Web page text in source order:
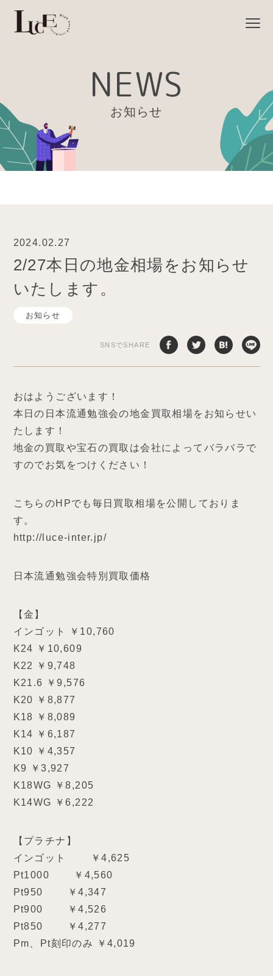
NEWS
お知らせ
2024.02.27
2/27本日の地金相場をお知らせ
いたします。
お知らせ
SNSでSHARE
おはようございます！
本日の日本流通勉強会の地金買取相場をお知らせい
たします！
地金の買取や宝石の買取は会社によってバラバラで
すのでお気をつけください！
こちらのHPでも毎日買取相場を公開しておりま
す。
http://luce-inter.jp/
日本流通勉強会特別買取価格
【金】
インゴット ￥10,760
K24 ￥10,609
K22 ￥9,748
K21.6 ￥9,576
K20 ￥8,877
K18 ￥8,089
K14 ￥6,187
K10 ￥4,357
K9 ￥3,927
K18WG ￥8,205
K14WG ￥6,222
【プラチナ】
インゴット ￥4,625
Pt1000 ￥4,560
Pt950 ￥4,347
Pt900 ￥4,526
Pt850 ￥4,277
Pm、Pt刻印のみ ￥4,019